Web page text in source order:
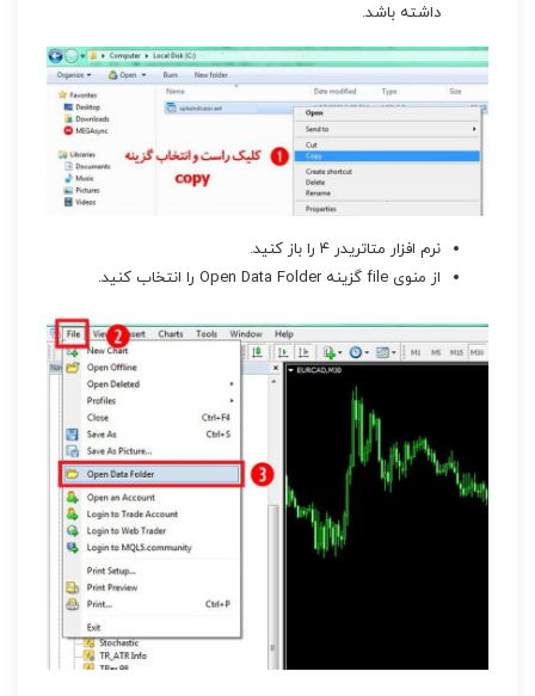
داشته باشد.
نرم افزار متاتریدر ۴ را باز کنید.
از منوی file گزینه Open Data Folder را انتخاب کنید.